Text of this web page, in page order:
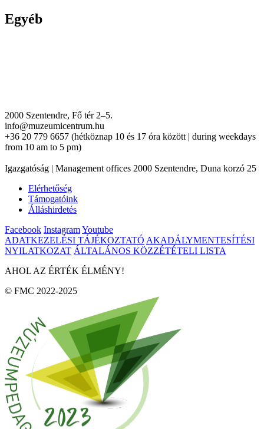
Egyéb
2000 Szentendre, Fő tér 2–5.
info@muzeumicentrum.hu
+36 20 779 6657 (hétköznap 10 és 17 óra között | during weekdays
from 10 am to 5 pm)
Igazgatóság | Management offices 2000 Szentendre, Duna korzó 25
Elérhetőség
Támogatóink
Álláshirdetés
Facebook InstagramYoutube
ADATKEZELÉSI TÁJÉKOZTATÓ AKADÁLYMENTESÍTÉSI
NYILATKOZAT ÁLTALÁNOS KÖZZÉTÉTELI LISTA
AHOL AZ ÉRTÉK ÉLMÉNY!
© FMC 2022-2025